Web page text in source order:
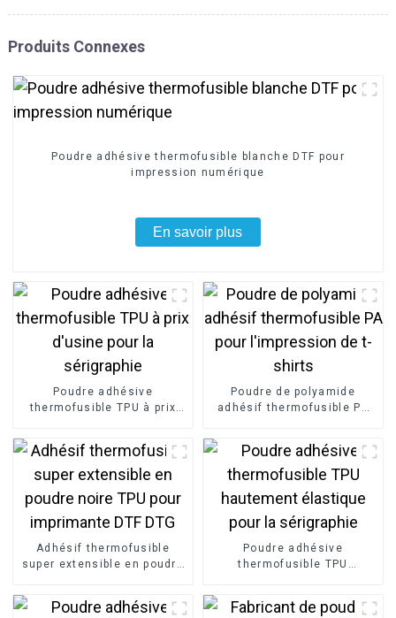
Produits Connexes
Poudre adhésive thermofusible blanche DTF pour
impression numérique
En savoir plus
Poudre adhésive
thermofusible TPU à prix
Poudre de polyamide
adhésif thermofusible PA
Adhésif thermofusible
super extensible en poudre
Poudre adhésive
thermofusible TPU